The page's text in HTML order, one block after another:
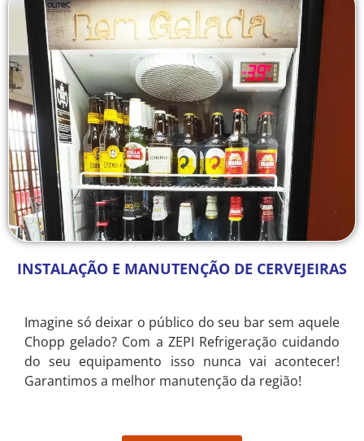
INSTALAÇÃO E MANUTENÇÃO DE CERVEJEIRAS
Imagine só deixar o público do seu bar sem aquele
Chopp gelado? Com a ZEPI Refrigeração cuidando
do seu equipamento isso nunca vai acontecer!
Garantimos a melhor manutenção da região!